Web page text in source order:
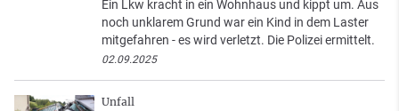
Ein Lkw kracht in ein Wohnhaus und kippt um. Aus
noch unklarem Grund war ein Kind in dem Laster
mitgefahren - es wird verletzt. Die Polizei ermittelt.
02.09.2025
Unfall